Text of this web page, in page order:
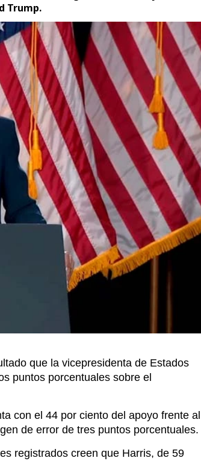
que la vicepresidenta de Estados
puntos porcentuales sobre el
con el 44 por ciento del apoyo frente al
registrados creen que Harris, de 59
con el 49 por ciento que opina
valoró así a Biden, de 81 años,
un debate en el que tuvo dificultades
241 adultos de todo el país, de los